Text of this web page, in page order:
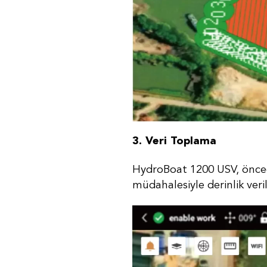
3. Veri Toplama
HydroBoat 1200 USV,
müdahalesiyle derinlik